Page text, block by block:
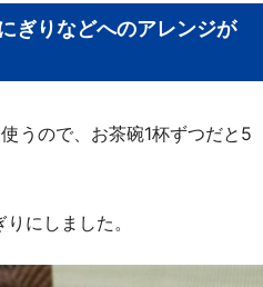
ぎりなどへのアレンジが
うので、お茶碗1杯ずつだと5
にしました。